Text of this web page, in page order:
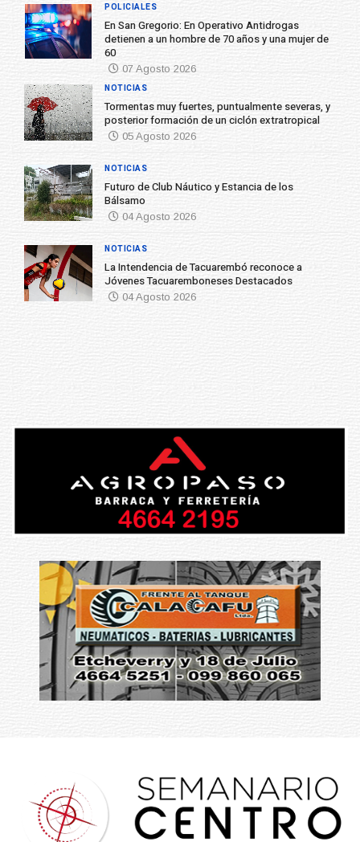
En San Gregorio: En Operativo Antidrogas
detienen a un hombre de 70 años y una mujer de
60
07 Agosto 2026
POLICIALES
Tormentas muy fuertes, puntualmente severas, y
posterior formación de un ciclón extratropical
05 Agosto 2026
NOTICIAS
Futuro de Club Náutico y Estancia de los
Bálsamo
04 Agosto 2026
NOTICIAS
La Intendencia de Tacuarembó reconoce a
Jóvenes Tacuaremboneses Destacados
04 Agosto 2026
NOTICIAS